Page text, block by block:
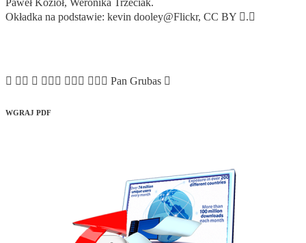
Paweł Kozioł, Weronika Trzeciak.
Okładka na podstawie: kevin dooley@Flickr, CC BY .
WGRAJ PDF